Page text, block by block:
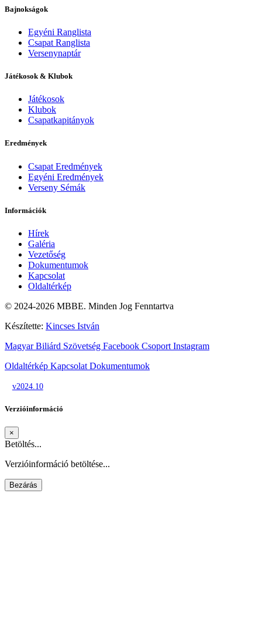
Bajnokságok
Egyéni Ranglista
Csapat Ranglista
Versenynaptár
Játékosok & Klubok
Játékosok
Klubok
Csapatkapitányok
Eredmények
Csapat Eredmények
Egyéni Eredmények
Verseny Sémák
Információk
Hírek
Galéria
Vezetőség
Dokumentumok
Kapcsolat
Oldaltérkép
© 2024-2026 MBBE. Minden Jog Fenntartva
Készítette: Kincses István
Magyar Biliárd Szövetség Facebook Csoport Instagram
Oldaltérkép Kapcsolat Dokumentumok
v2024.10
Verzióinformáció
×
Betöltés...
Verzióinformáció betöltése...
Bezárás